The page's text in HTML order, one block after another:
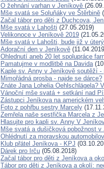
O žehnání varhan v Jeníkově
Mše svatá se Soluňáky ve Štěrbině
Začal tábor pro děti z Duchcova,
Mše svatá v Lahošti (27.05.2019)
Velikonoce v Jeníkově 2019
Mše svatá v Lahošti, bude již v úterý
Adorační den v Jeníkově
Ohlednutí aneb 20 let spolupráce
Pamatujme v modlitbě na Davida
Kaple sv. Anny v Jeníkově soutěží
Mimořádná prosba - najde se dárce?
Znáte Jana Lohelia Oehlschlägela?
Vánoční mše svatá + setkání nad
Zástupci Jeníkova na americkém
Foto z pohřbu sestry Marcely
Zemřela naše sestřička Marcela z
Hlasujte pro kapli sv. Anny V
Mše svatá a dušičková pobožnost v
Ohlédnutí za moravskou
Klub přátel Jeníkova - KPJ
Dárek pro Irču (05.08.2018)
Začal tábor pro děti z Jeníkova a
Tábor pro děti z Jeníkova a okolí: